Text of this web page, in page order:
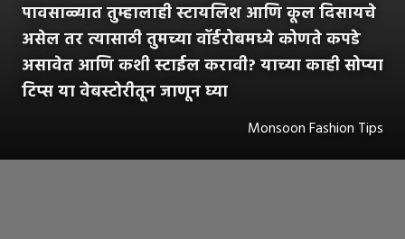
पावसाळ्यात तुम्हालाही स्टायलिश आणि कूल दिसायचे
असेल तर त्यासाठी तुमच्या वॉर्डरोबमध्ये कोणते कपडे
असावेत आणि कशी स्टाईल करावी? याच्या काही सोप्या
टिप्स या वेबस्टोरीतून जाणून घ्या
Monsoon Fashion Tips